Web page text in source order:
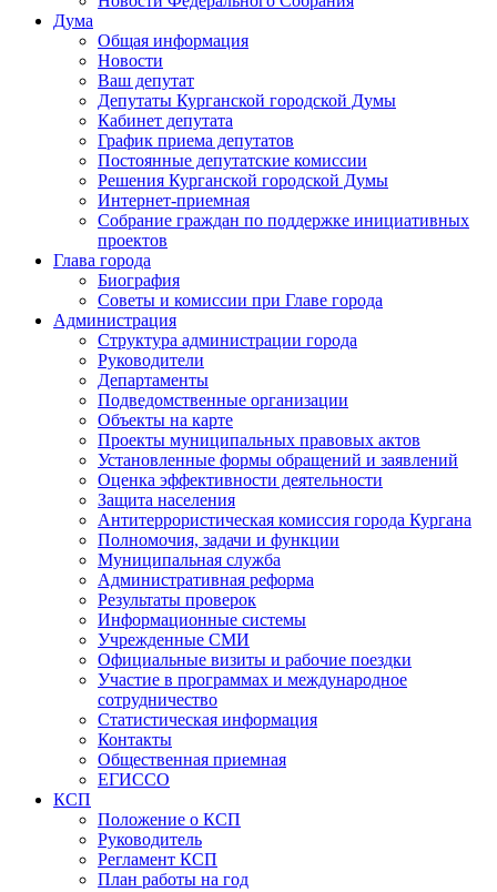
Дума
Общая информация
Новости
Ваш депутат
Депутаты Курганской городской Думы
Кабинет депутата
График приема депутатов
Постоянные депутатские комиссии
Решения Курганской городской Думы
Интернет-приемная
Собрание граждан по поддержке инициативных
проектов
Глава города
Биография
Советы и комиссии при Главе города
Администрация
Структура администрации города
Руководители
Департаменты
Подведомственные организации
Объекты на карте
Проекты муниципальных правовых актов
Установленные формы обращений и заявлений
Оценка эффективности деятельности
Защита населения
Антитеррористическая комиссия города Кургана
Полномочия, задачи и функции
Муниципальная служба
Административная реформа
Результаты проверок
Информационные системы
Учрежденные СМИ
Официальные визиты и рабочие поездки
Участие в программах и международное
сотрудничество
Статистическая информация
Контакты
Общественная приемная
ЕГИССО
КСП
Положение о КСП
Руководитель
Регламент КСП
План работы на год